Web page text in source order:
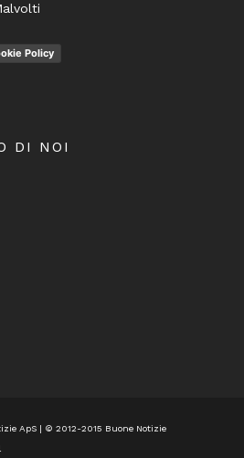
Policy
DI NOI
ApS | © 2012-2015 Buone Notizie